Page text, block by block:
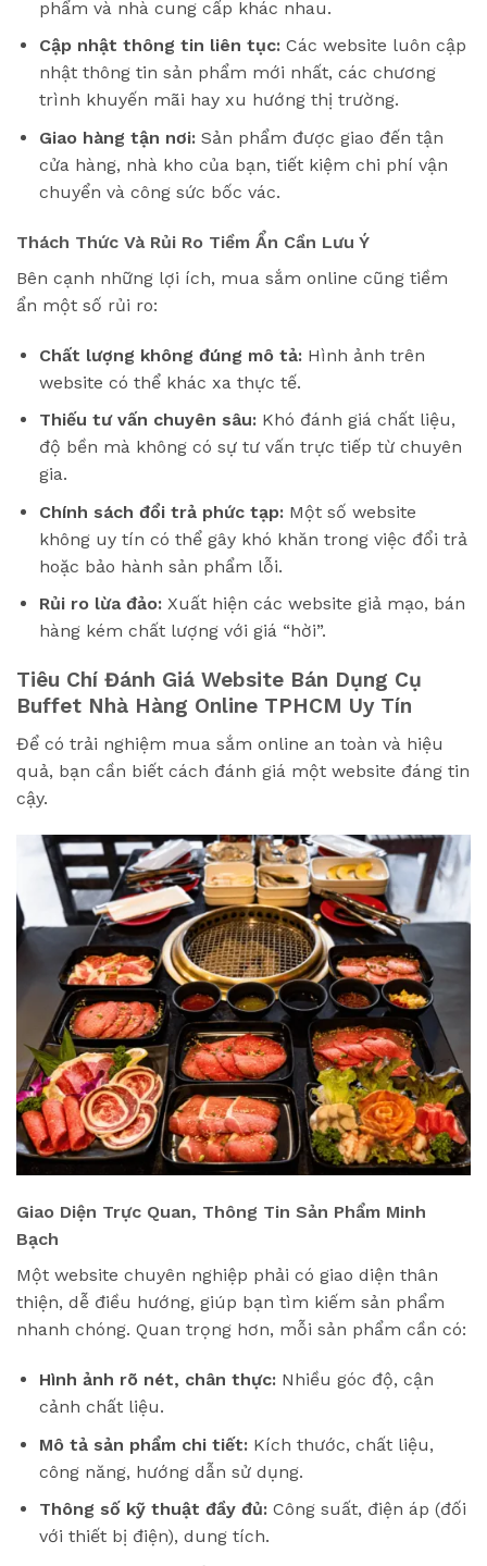
phẩm và nhà cung cấp khác nhau.
Cập nhật thông tin liên tục:Các website luôn cập
nhật thông tin sản phẩm mới nhất, các chương
trình khuyến mãi hay xu hướng thị trường.
Giao hàng tận nơi:Sản phẩm được giao đến tận
cửa hàng, nhà kho của bạn, tiết kiệm chi phí vận
chuyển và công sức bốc vác.
Thách Thức Và Rủi Ro Tiềm Ẩn Cần Lưu Ý
Bên cạnh những lợi ích, mua sắm online cũng tiềm
ẩn một số rủi ro:
Chất lượng không đúng mô tả:Hình ảnh trên
website có thể khác xa thực tế.
Thiếu tư vấn chuyên sâu:Khó đánh giá chất liệu,
độ bền mà không có sự tư vấn trực tiếp từ chuyên
gia.
Chính sách đổi trả phức tạp:Một số website
không uy tín có thể gây khó khăn trong việc đổi trả
hoặc bảo hành sản phẩm lỗi.
Rủi ro lừa đảo:Xuất hiện các website giả mạo, bán
hàng kém chất lượng với giá “hời”.
Tiêu Chí Đánh Giá Website Bán Dụng Cụ
Buffet Nhà Hàng Online TPHCM Uy Tín
Để có trải nghiệm mua sắm online an toàn và hiệu
quả, bạn cần biết cách đánh giá một website đáng tin
cậy.
Giao Diện Trực Quan, Thông Tin Sản Phẩm Minh
Bạch
Một website chuyên nghiệp phải có giao diện thân
thiện, dễ điều hướng, giúp bạn tìm kiếm sản phẩm
nhanh chóng. Quan trọng hơn, mỗi sản phẩm cần có:
Hình ảnh rõ nét, chân thực:Nhiều góc độ, cận
cảnh chất liệu.
Mô tả sản phẩm chi tiết:Kích thước, chất liệu,
công năng, hướng dẫn sử dụng.
Thông số kỹ thuật đầy đủ:Công suất, điện áp (đối
với thiết bị điện), dung tích.